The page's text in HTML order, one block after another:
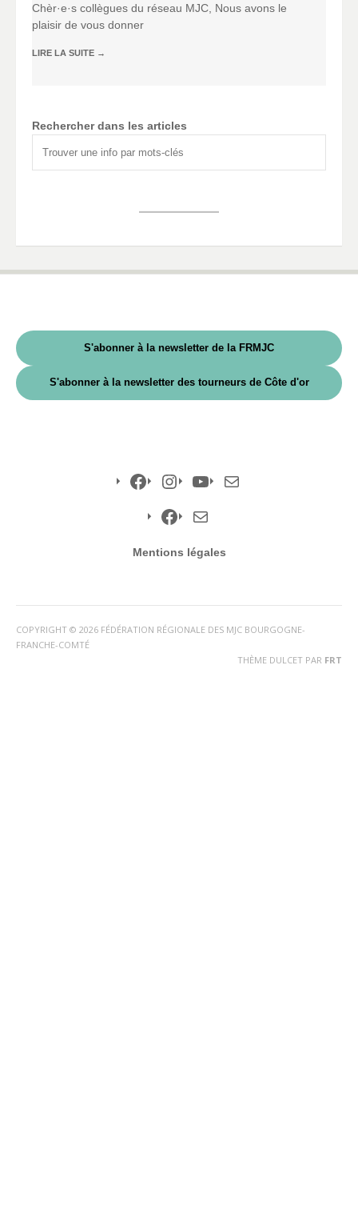
Chèr·e·s collègues du réseau MJC, Nous avons le
plaisir de vous donner
LIRE LA SUITE →
Rechercher dans les articles
S'abonner à la newsletter de la FRMJC
S'abonner à la newsletter des tourneurs de Côte d'or
Facebook
Facebook
mail
Mentions légales
COPYRIGHT © 2026 FÉDÉRATION RÉGIONALE DES MJC BOURGOGNE-
FRANCHE-COMTÉ
THÈME DULCET PAR FRT